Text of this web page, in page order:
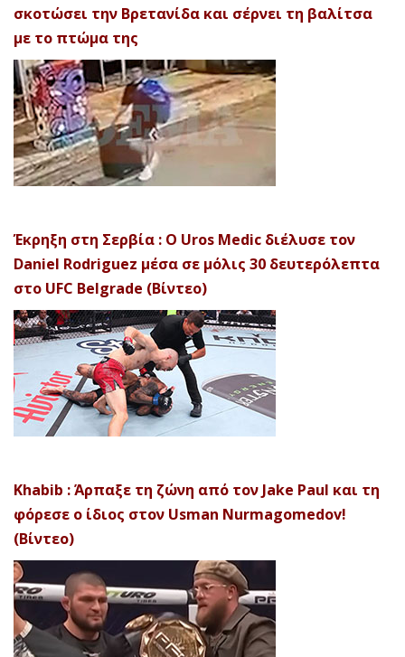
σκοτώσει την Βρετανίδα και σέρνει τη βαλίτσα
με το πτώμα της
Έκρηξη στη Σερβία : Ο Uros Medic διέλυσε τον
Daniel Rodriguez μέσα σε μόλις 30 δευτερόλεπτα
στο UFC Belgrade (Βίντεο)
Khabib : Άρπαξε τη ζώνη από τον Jake Paul και τη
φόρεσε ο ίδιος στον Usman Nurmagomedov!
(Βίντεο)